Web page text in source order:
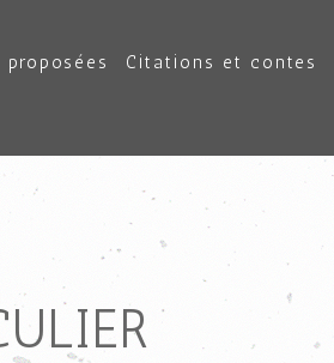
Citations et contes